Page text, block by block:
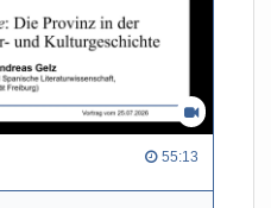
55:13